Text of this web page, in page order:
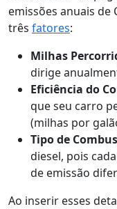
emissões anuais de
três fatores:
Milhas
dirige
Eficiência do
que seu carro
(milhas por
Tipo de
diesel, pois
de emissão
Ao inserir esses